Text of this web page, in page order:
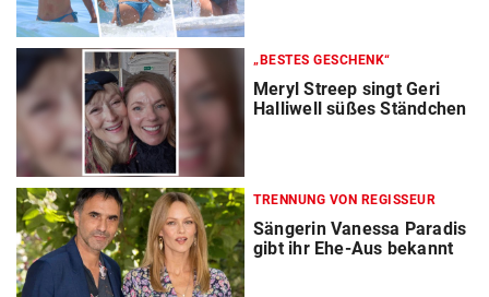
„BESTES GESCHENK“
Meryl Streep singt Geri
Halliwell süßes Ständchen
TRENNUNG VON REGISSEUR
Sängerin Vanessa Paradis
gibt ihr Ehe-Aus bekannt